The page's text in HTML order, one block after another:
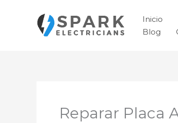
contenido
Inicio
Blog
Reparar Placa